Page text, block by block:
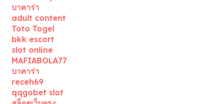
บาคาร่า
adult content
Toto Togel
bkk escort
slot online
MAFIABOLA77
บาคาร่า
receh69
qqgobet slot